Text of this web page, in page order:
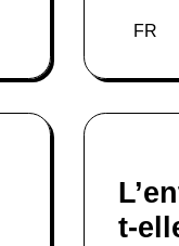
FR
t-